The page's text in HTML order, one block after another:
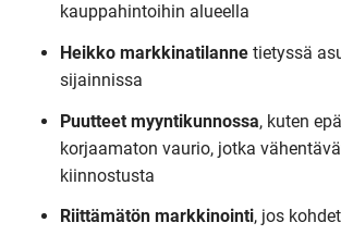
kauppahintoihin alueella
Heikko markkinatilanne tietyssä
sijainnissa
Puutteet myyntikunnossa, kuten
korjaamaton vaurio, jotka
kiinnostusta
Riittämätön markkinointi, jos